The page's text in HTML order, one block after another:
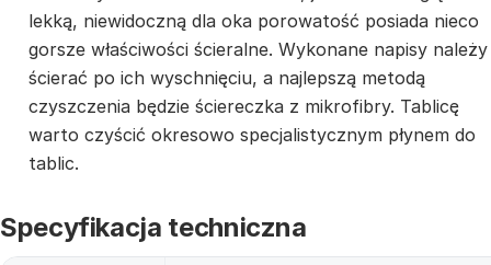
lekką, niewidoczną dla oka porowatość posiada nieco
gorsze właściwości ścieralne. Wykonane napisy należy
ścierać po ich wyschnięciu, a najlepszą metodą
czyszczenia będzie ściereczka z mikrofibry. Tablicę
warto czyścić okresowo specjalistycznym płynem do
tablic.
Specyfikacja techniczna